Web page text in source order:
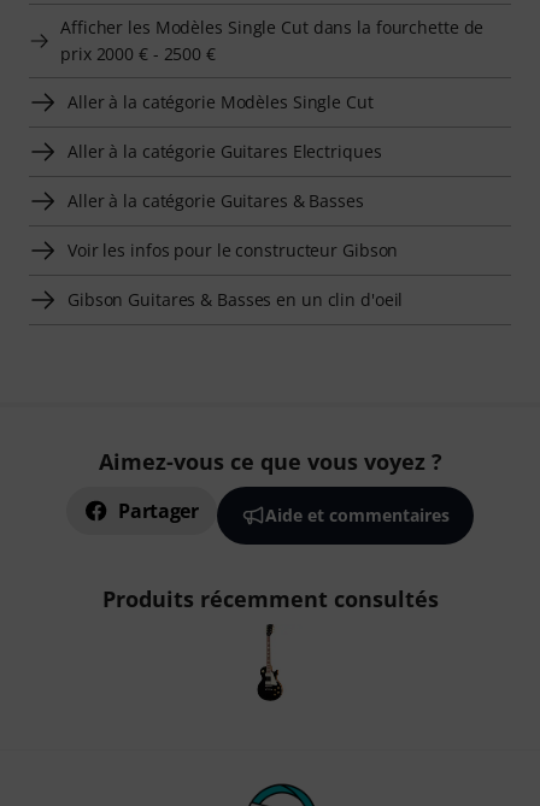
Afficher les Modèles Single Cut dans la fourchette de
prix 2000 € - 2500 €
Aller à la catégorie Modèles Single Cut
Aller à la catégorie Guitares Electriques
Aller à la catégorie Guitares & Basses
Voir les infos pour le constructeur Gibson
Gibson Guitares & Basses en un clin d'oeil
Aimez-vous ce que vous voyez ?
Partager Aide et commentaires
Produits récemment consultés